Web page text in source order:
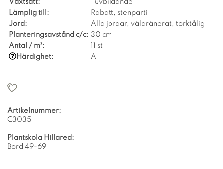
Växtsätt:
Tuvbildande
Lämplig till:
Rabatt, stenparti
Jord:
Alla jordar, väldränerat, torktålig
Planteringsavstånd c/c: 30 cm
Antal / m²:
11 st
Härdighet:
A
Artikelnummer:
C3035
Plantskola Hillared:
Bord 49-69